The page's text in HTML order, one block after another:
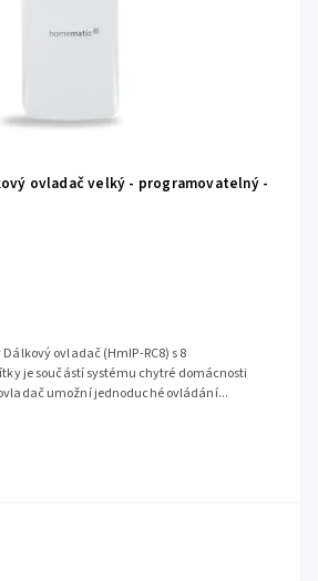
ovladač velký - programovatelný -
ovladač (HmIP-RC8) s 8
je součástí systému chytré domácnosti
umožní jednoduché ovládání...